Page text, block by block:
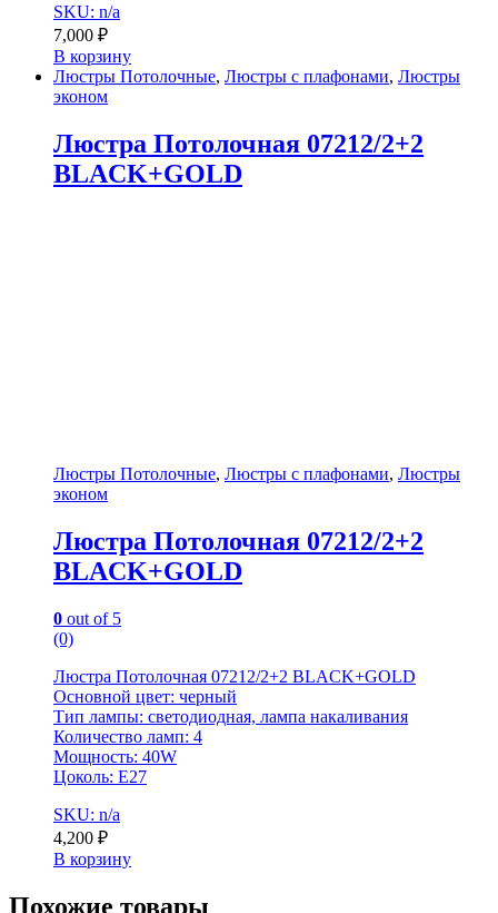
SKU: n/a
7,000 ₽
В корзину
Люстры Потолочные, Люстры с плафонами, Люстры
эконом
Люстра Потолочная 07212/2+2
BLACK+GOLD
Люстры Потолочные, Люстры с плафонами, Люстры
эконом
Люстра Потолочная 07212/2+2
BLACK+GOLD
0 out of 5
(0)
Люстра Потолочная 07212/2+2 BLACK+GOLD
Основной цвет: черный
Тип лампы: светодиодная, лампа накаливания
Количество ламп: 4
Мощность: 40W
Цоколь: E27
SKU: n/a
4,200 ₽
В корзину
Похожие товары